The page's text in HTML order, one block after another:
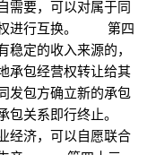
需要，可以对属于同
权进行互换。 第四
定的收入来源的，
承包经营权转让给其
发包方确立新的承包
关系即行终止。
济，可以自愿联合